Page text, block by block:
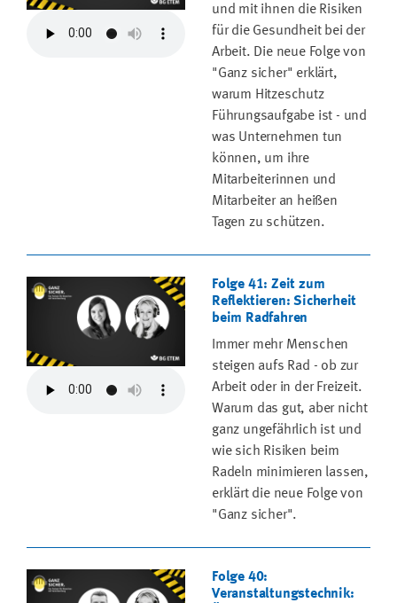
und mit ihnen die Risiken
für die Gesundheit bei der
Arbeit. Die neue Folge von
"Ganz sicher" erklärt,
warum Hitzeschutz
Führungsaufgabe ist - und
was Unternehmen tun
können, um ihre
Mitarbeiterinnen und
Mitarbeiter an heißen
Tagen zu schützen.
Folge 41: Zeit zum
Reflektieren: Sicherheit
beim Radfahren
Immer mehr Menschen
steigen aufs Rad - ob zur
Arbeit oder in der Freizeit.
Warum das gut, aber nicht
ganz ungefährlich ist und
wie sich Risiken beim
Radeln minimieren lassen,
erklärt die neue Folge von
"Ganz sicher".
Folge 40:
Veranstaltungstechnik: